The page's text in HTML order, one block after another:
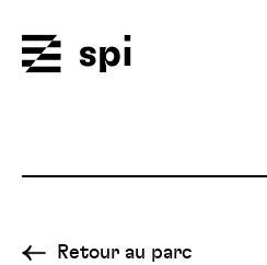
Retour au parc